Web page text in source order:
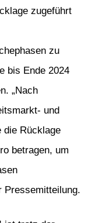
zugeführt
zu
bis Ende 2024
„Nach
und
die Rücklage
betragen, um
Pressemitteilung.